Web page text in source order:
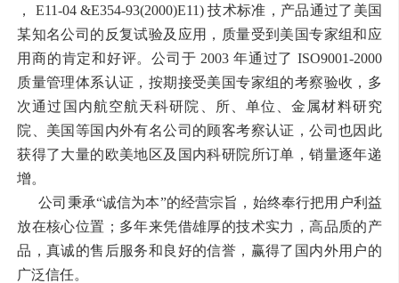
， E11-04 &E354-93(2000)E11) 技术标准，产品通过了美国
某知名公司的反复试验及应用，质量受到美国专家组和应
用商的肯定和好评。公司于 2003 年通过了 ISO9001-2000
质量管理体系认证，按期接受美国专家组的考察验收，多
次通过国内航空航天科研院、所、单位、金属材料研究
院、美国等国内外有名公司的顾客考察认证，公司也因此
获得了大量的欧美地区及国内科研院所订单，销量逐年递
增。
公司秉承“诚信为本”的经营宗旨，始终奉行把用户利益
放在核心位置；多年来凭借雄厚的技术实力，高品质的产
品，真诚的售后服务和良好的信誉，赢得了国内外用户的
广泛信任。